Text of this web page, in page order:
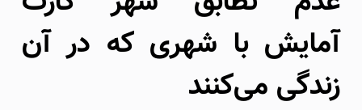
آمایش با شهری که در آن
زندگی می‌کنند